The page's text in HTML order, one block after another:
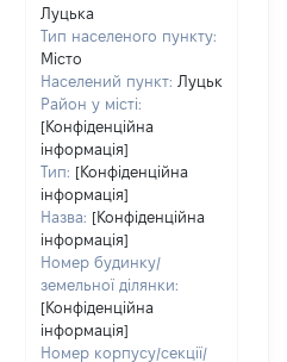
Луцька
Тип населеного пункту:
Місто
Населений пункт: Луцьк
Район у місті:
[Конфіденційна
інформація]
Тип: [Конфіденційна
інформація]
Назва: [Конфіденційна
інформація]
Номер будинку/
земельної ділянки:
[Конфіденційна
інформація]
Номер корпусу/секції/